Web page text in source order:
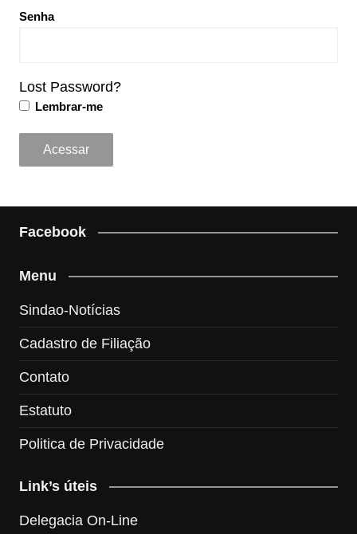
Senha
Lost Password?
Lembrar-me
Facebook
Menu
Sindao-Notícias
Cadastro de Filiação
Contato
Estatuto
Politica de Privacidade
Link’s úteis
Delegacia On-Line